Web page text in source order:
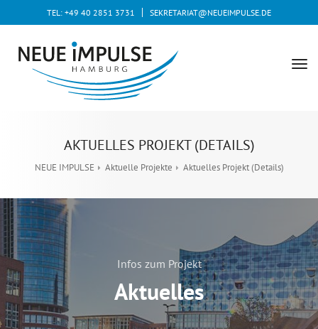
TEL: +49 40 2851 3731 SEKRETARIAT@NEUEIMPULSE.DE
AKTUELLES PROJEKT (DETAILS)
NEUE IMPULSE Aktuelle Projekte Aktuelles Projekt (Details)
Infos zum Projekt
Aktuelles